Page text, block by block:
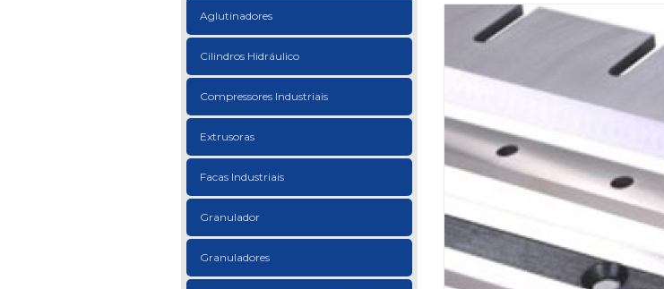
Aglutinadores
Cilindros Hidráulico
Compressores Industriais
Extrusoras
Facas Industriais
Granulador
Granuladores